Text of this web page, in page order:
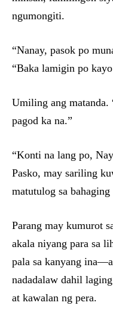
ngumongiti.
“Nanay, pasok po
“Baka lamigin po
Umiling ang matanda.
pagod ka na.”
“Konti na lang po,
Pasko, may sariling
matutulog sa
Parang may kumurot
akala niyang para sa
pala sa kanyang
nadadalaw dahil
at kawalan ng pera.